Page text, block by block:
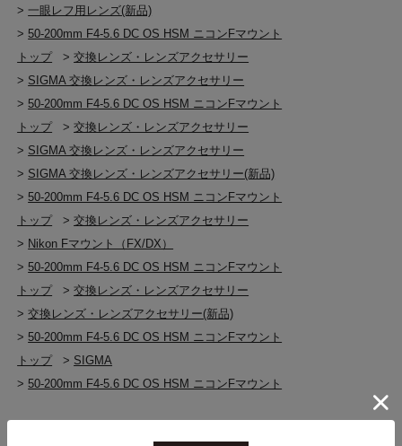
>一眼レフ用レンズ(新品)
>50-200mm F4-5.6 DC OS HSM ニコンFマウント
トップ
>交換レンズ・レンズアクセサリー
> SIGMA 交換レンズ・レンズアクセサリー
>50-200mm F4-5.6 DC OS HSM ニコンFマウント
トップ
>交換レンズ・レンズアクセサリー
> SIGMA 交換レンズ・レンズアクセサリー
> SIGMA 交換レンズ・レンズアクセサリー(新品)
>50-200mm F4-5.6 DC OS HSM ニコンFマウント
トップ
>交換レンズ・レンズアクセサリー
> Nikon Fマウント（FX/DX）
>50-200mm F4-5.6 DC OS HSM ニコンFマウント
トップ
>交換レンズ・レンズアクセサリー
>交換レンズ・レンズアクセサリー(新品)
>50-200mm F4-5.6 DC OS HSM ニコンFマウント
トップ
> SIGMA
>50-200mm F4-5.6 DC OS HSM ニコンFマウント